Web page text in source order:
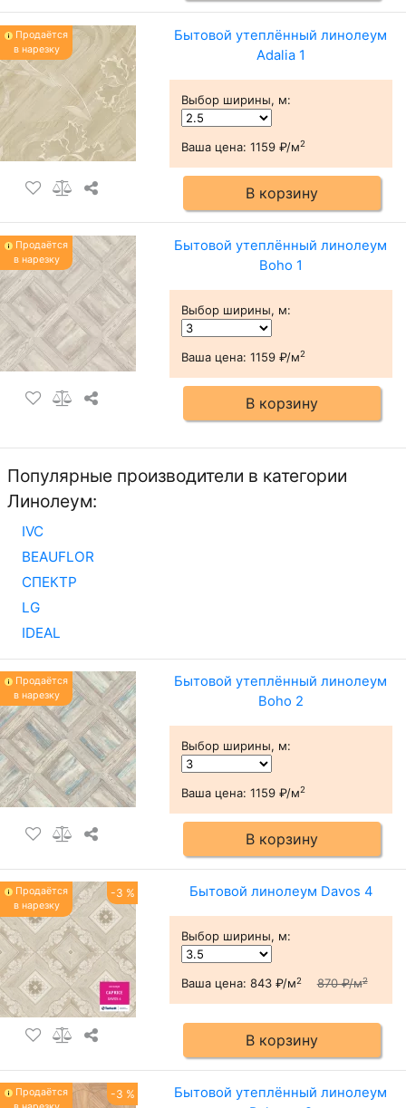
Продаётся
в нарезку
Бытовой утеплённый линолеум
Adalia 1
Выбор ширины, м:
Ваша цена: 1159 ₽/м2
В корзину
Продаётся
в нарезку
Бытовой утеплённый линолеум
Boho 1
Выбор ширины, м:
Ваша цена: 1159 ₽/м2
В корзину
Популярные производители в категории
Линолеум:
IVC
BEAUFLOR
СПЕКТР
LG
IDEAL
Продаётся
в нарезку
Бытовой утеплённый линолеум
Boho 2
Выбор ширины, м:
Ваша цена: 1159 ₽/м2
В корзину
-3 %
Продаётся
в нарезку
Бытовой линолеум Davos 4
Выбор ширины, м:
Ваша цена: 843 ₽/м2 870 ₽/м2
В корзину
-3 %
Продаётся
Бытовой утеплённый линолеум